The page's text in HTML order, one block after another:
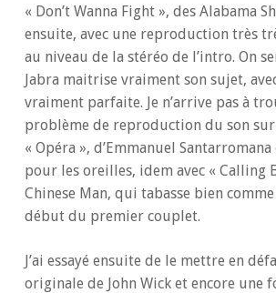
« Don’t Wanna Fight », des Alabama
ensuite, avec une reproduction très
au niveau de la stéréo de l’intro. On
Jabra maitrise vraiment son sujet,
vraiment parfaite. Je n’arrive pas à
problème de reproduction du son
« Opéra », d’Emmanuel
pour les oreilles, idem avec « Calling
Chinese Man, qui tabasse bien
début du premier couplet.
J’ai essayé ensuite de le mettre en
originale de John Wick et encore une